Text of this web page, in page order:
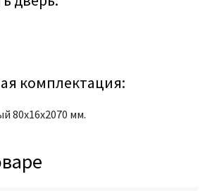
комплектация:
80х16х2070 мм.